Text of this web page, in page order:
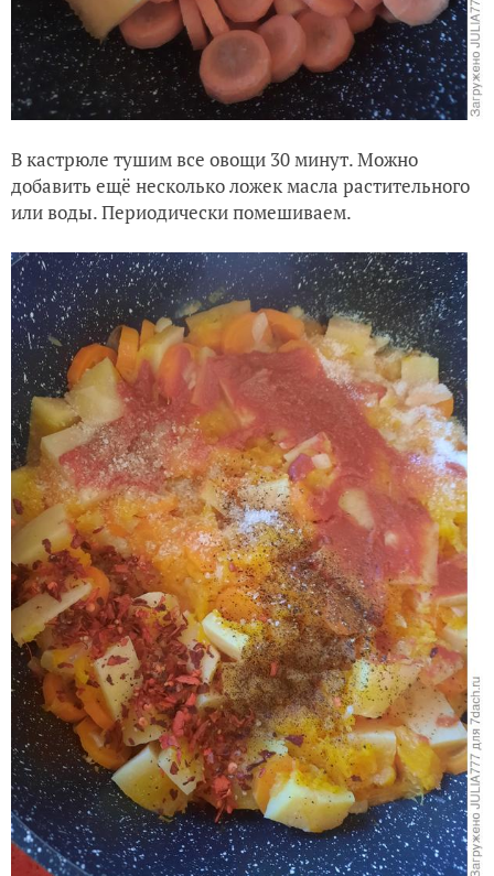
В кастрюле тушим все овощи 30 минут. Можно
добавить ещё несколько ложек масла растительного
или воды. Периодически помешиваем.